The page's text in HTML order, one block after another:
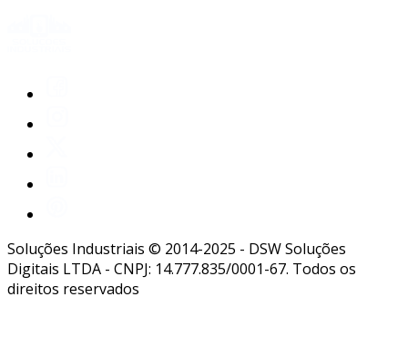
Soluções Industriais © 2014-2025 - DSW Soluções
Digitais LTDA - CNPJ: 14.777.835/0001-67. Todos os
direitos reservados